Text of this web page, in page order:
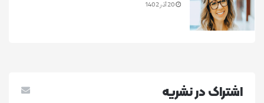
20 آذر 1402
اشتراک در نشريه